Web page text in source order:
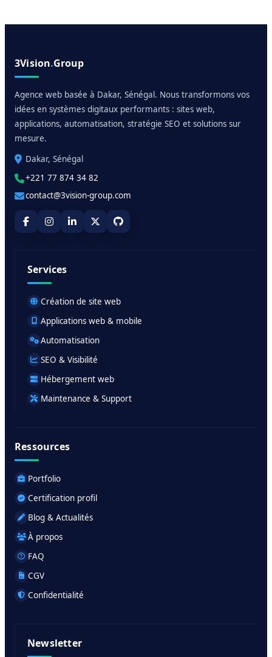
3Vision.Group
Agence web basée à Dakar, Sénégal. Nous transformons vos
idées en systèmes digitaux performants : sites web,
applications, automatisation, stratégie SEO et solutions sur
mesure.
Dakar, Sénégal
+221 77 874 34 82
contact@3vision-group.com
Services
Création de site web
Applications web & mobile
Automatisation
SEO & Visibilité
Hébergement web
Maintenance & Support
Ressources
Portfolio
Certification profil
Blog & Actualités
À propos
FAQ
CGV
Confidentialité
Newsletter